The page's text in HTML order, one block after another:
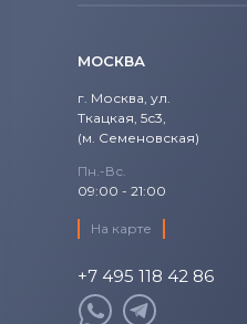
МОСКВА
г. Москва, ул.
Ткацкая, 5с3,
(м. Семеновская)
Пн.-Вс.
09:00 - 21:00
На карте
+7 495 118 42 86